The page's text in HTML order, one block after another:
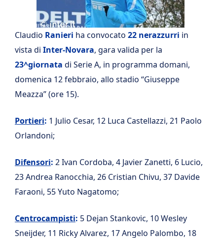
Claudio Ranieri ha convocato 22 nerazzurri in
vista di Inter-Novara, gara valida per la
23^giornata di Serie A, in programma domani,
domenica 12 febbraio, allo stadio “Giuseppe
Meazza” (ore 15).
Portieri: 1 Julio Cesar, 12 Luca Castellazzi, 21 Paolo
Orlandoni;
Difensori: 2 Ivan Cordoba, 4 Javier Zanetti, 6 Lucio,
23 Andrea Ranocchia, 26 Cristian Chivu, 37 Davide
Faraoni, 55 Yuto Nagatomo;
Centrocampisti: 5 Dejan Stankovic, 10 Wesley
Sneijder, 11 Ricky Alvarez, 17 Angelo Palombo, 18